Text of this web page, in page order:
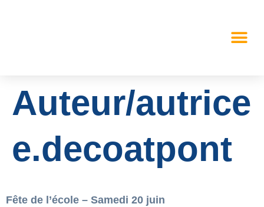
Auteur/autrice
e.decoatpont
Fête de l’école – Samedi 20 juin